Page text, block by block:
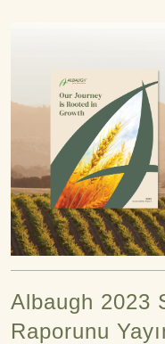
Albaugh 2023
Raporunu